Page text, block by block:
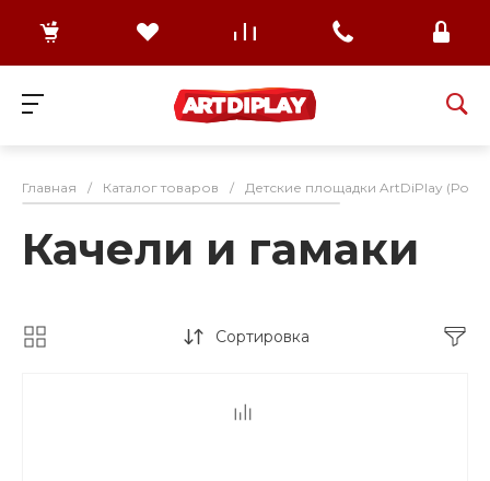
Главная / Каталог товаров / Детские площадки ArtDiPlay
Качели и гамаки
Сортировка